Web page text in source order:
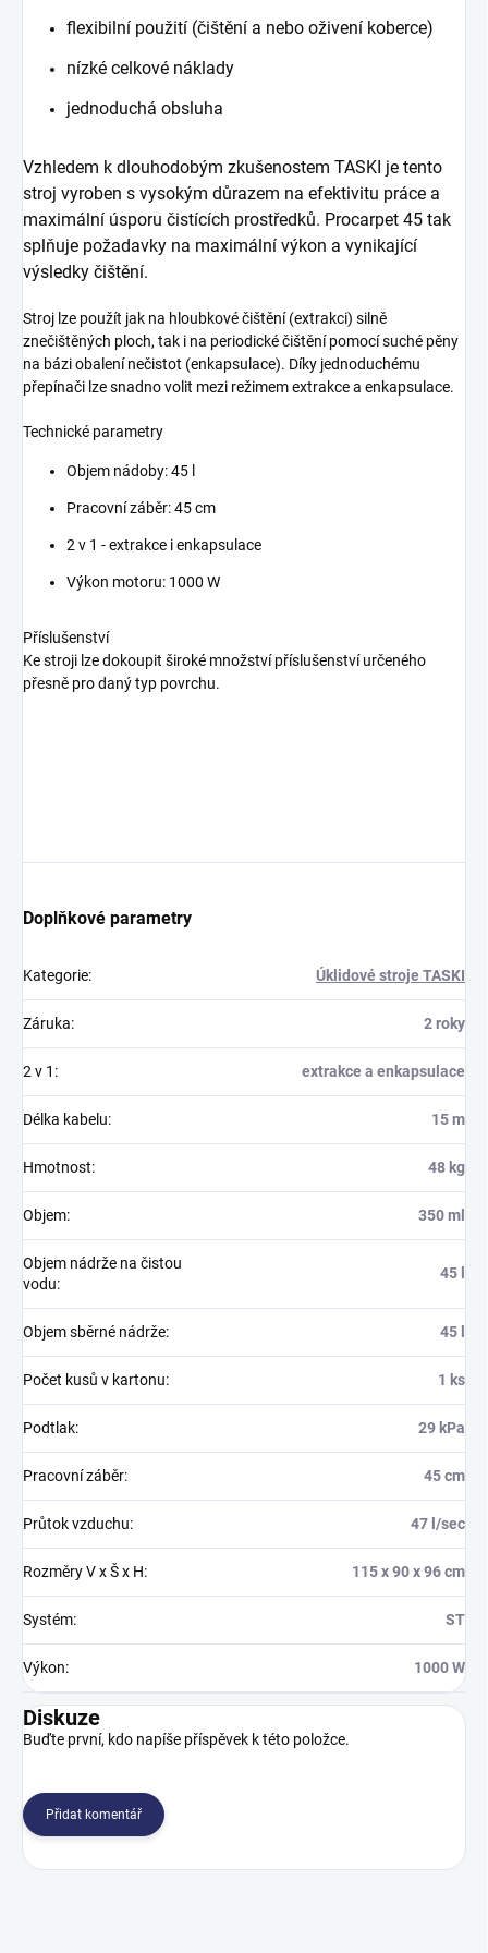
flexibilní použití (čištění a nebo oživení koberce)
nízké celkové náklady
jednoduchá obsluha
Vzhledem k dlouhodobým zkušenostem TASKI je tento
stroj vyroben s vysokým důrazem na efektivitu práce a
maximální úsporu čistících prostředků. Procarpet 45 tak
splňuje požadavky na maximální výkon a vynikající
výsledky čištění.
Stroj lze použít jak na hloubkové čištění (extrakci) silně
znečištěných ploch, tak i na periodické čištění pomocí suché pěny
na bázi obalení nečistot (enkapsulace). Díky jednoduchému
přepínači lze snadno volit mezi režimem extrakce a enkapsulace.
Technické parametry
Objem nádoby: 45 l
Pracovní záběr: 45 cm
2 v 1 - extrakce i enkapsulace
Výkon motoru: 1000 W
Příslušenství
Ke stroji lze dokoupit široké množství příslušenství určeného
přesně pro daný typ povrchu.
Doplňkové parametry
Kategorie: Úklidové stroje TASKI
Záruka: 2 roky
2 v 1 : extrakce a enkapsulace
Délka kabelu: 15 m
Hmotnost: 48 kg
Objem: 350 ml
Objem nádrže na čistou
vodu:
45 l
Objem sběrné nádrže: 45 l
Počet kusů v kartonu: 1 ks
Podtlak: 29 kPa
Pracovní záběr: 45 cm
Průtok vzduchu: 47 l/sec
Rozměry V x Š x H: 115 x 90 x 96 cm
Systém: ST
Výkon: 1000 W
Diskuze
Buďte první, kdo napíše příspěvek k této položce.
Přidat komentář